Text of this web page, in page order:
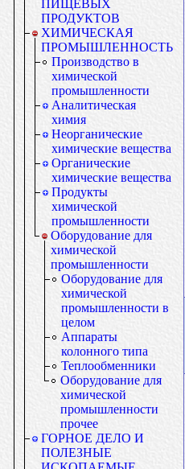
ПИЩЕВЫХ
ПРОДУКТОВ
ХИМИЧЕСКАЯ
ПРОМЫШЛЕННОСТЬ
Производство в
химической
промышленности
Аналитическая
химия
Неорганические
химические вещества
Органические
химические вещества
Продукты
химической
промышленности
Оборудование для
химической
промышленности
Оборудование для
химической
промышленности в
целом
Аппараты
колонного типа
Теплообменники
Оборудование для
химической
промышленности
прочее
ГОРНОЕ ДЕЛО И
ПОЛЕЗНЫЕ